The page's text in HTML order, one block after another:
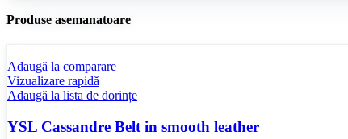
Produse asemanatoare
Adaugă la comparare
Vizualizare rapidă
Adaugă la lista de dorințe
YSL Cassandre Belt in smooth leather